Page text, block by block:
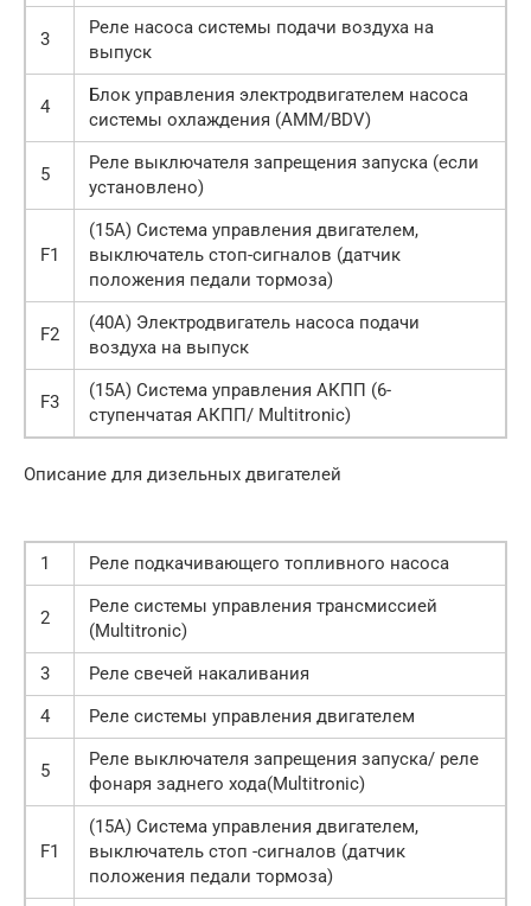
3
Реле насоса системы подачи воздуха на
выпуск
4
Блок управления электродвигателем насоса
системы охлаждения (AMM/BDV)
5
Реле выключателя запрещения запуска (если
установлено)
F1
(15A) Система управления двигателем,
выключатель стоп-сигналов (датчик
положения педали тормоза)
F2
(40A) Электродвигатель насоса подачи
воздуха на выпуск
F3
(15A) Система управления АКПП (6-
ступенчатая АКПП/ Multitronic)
Описание для дизельных двигателей
1 Реле подкачивающего топливного насоса
2
Реле системы управления трансмиссией
(Multitronic)
3
Реле свечей накаливания
4
Реле системы управления двигателем
5
Реле выключателя запрещения запуска/ реле
фонаря заднего хода(Multitronic)
F1
(15A) Система управления двигателем,
выключатель стоп -сигналов (датчик
положения педали тормоза)